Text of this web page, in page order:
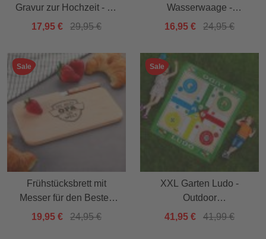
Gravur zur Hochzeit - Mr
& Mrs
17,95 € 29,95 €
Wasserwaage -
Handwerker Papa
16,95 € 24,95 €
Sale
Frühstücksbrett mit
Messer für den Besten
Opa
19,95 € 24,95 €
Sale
XXL Garten Ludo -
Outdoor
Gesellschaftsspiel
41,95 € 41,99 €